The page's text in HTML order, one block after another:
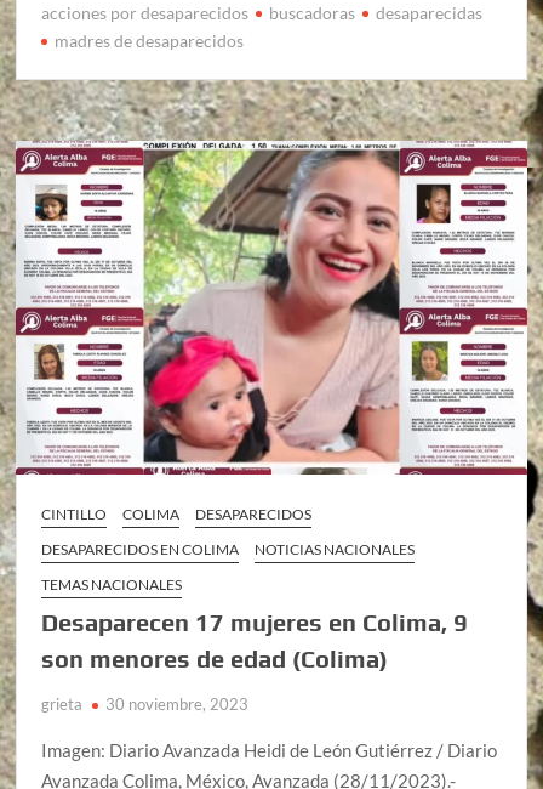
acciones por desaparecidos buscadoras
desaparecidas
madres de desaparecidos
CINTILLO COLIMA
DESAPARECIDOS
DESAPARECIDOS EN COLIMA
NOTICIAS NACIONALES
TEMAS NACIONALES
Desaparecen 17 mujeres en Colima, 9
son menores de edad (Colima)
grieta 30 noviembre, 2023
Imagen: Diario Avanzada Heidi de León Gutiérrez / Diario
Avanzada Colima, México, Avanzada (28/11/2023).-